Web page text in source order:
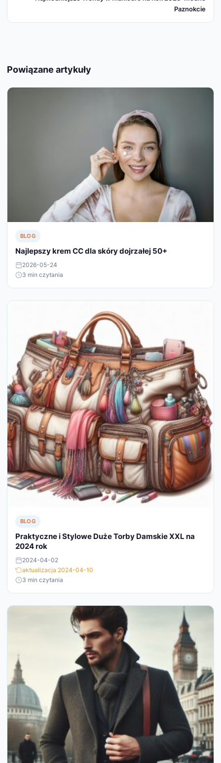
Paznokcie
Powiązane artykuły
BLOG
Najlepszy krem CC dla skóry dojrzałej 50+
2026-05-24
3 min czytania
BLOG
Praktyczne i Stylowe Duże Torby Damskie XXL na
2024 rok
2024-04-02
aktualizacja 2024-04-10
3 min czytania